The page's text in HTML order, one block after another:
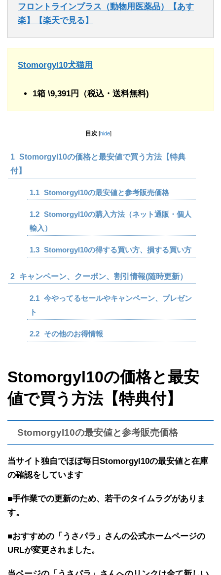
フロントラインプラス（動物用医薬品）【あす
楽】【楽天で見る】
Stomorgyl10犬猫用
1箱 \9,391円（税込・送料無料)
目次 [hide]
1 Stomorgyl10の価格と最安値で買う方法【特典
付】
1.1 Stomorgyl10の最安値と参考販売価格
1.2 Stomorgyl10の購入方法（ネット通販・個人
輸入）
1.3 Stomorgyl10の得する買い方、損する買い方
2 キャンペーン、クーポン、割引情報(随時更新）
2.1 今やってるセールやキャンペーン、プレゼン
ト
2.2 その他のお得情報
Stomorgyl10の価格と最安
値で買う方法【特典付】
Stomorgyl10の最安値と参考販売価格
当サイト独自でほぼ毎日Stomorgyl10の最安値と在庫
の確認を しています
■手作業での更新のため、若干のタイムラグがありま
す。
■おすすめの「うさパラ」さんの公式ホームページの
URLが変更されました。